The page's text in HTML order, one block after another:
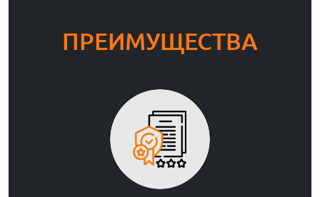
ПРЕИМУЩЕСТВА